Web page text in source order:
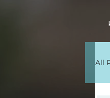
All